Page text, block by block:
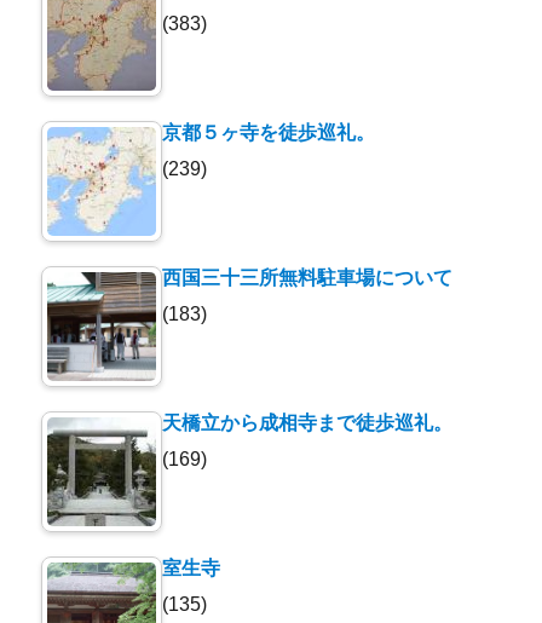
(383)
京都５ヶ寺を徒歩巡礼。
(239)
西国三十三所無料駐車場について
(183)
天橋立から成相寺まで徒歩巡礼。
(169)
室生寺
(135)